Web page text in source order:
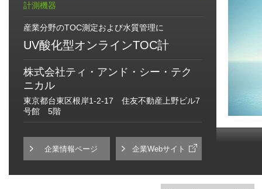
計測機器
産業分野のTOC測定および水質管理に
UV酸化型オンラインTOC計
株式会社ティ・アンド・シー・テク
ニカル
東京都台東区根岸1-2-17 住友不動産上野ビル7
号館 5階
企業情報ページ 企業Webサイト